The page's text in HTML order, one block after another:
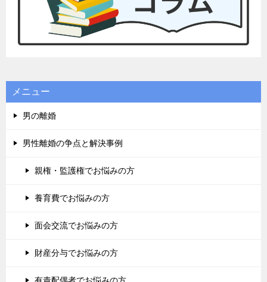
メニュー
男の離婚
男性離婚の争点と解決事例
親権・監護権でお悩みの方
養育費でお悩みの方
面会交流でお悩みの方
財産分与でお悩みの方